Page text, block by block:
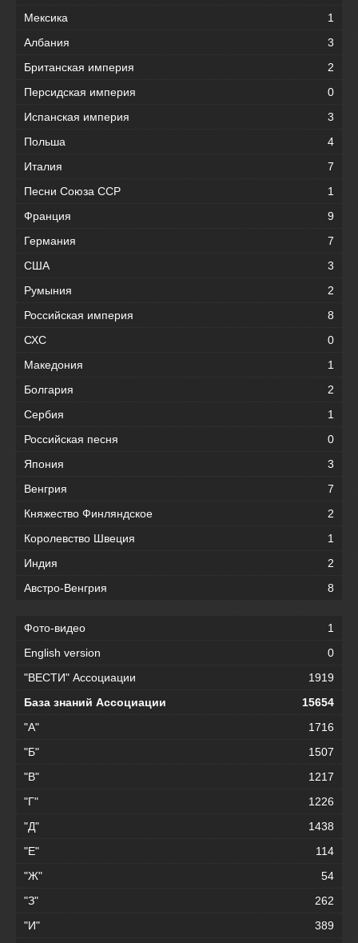
Мексика
1
Албания
3
Британская империя
2
Персидская империя
0
Испанская империя
3
Польша
4
Италия
7
Песни Союза ССР
1
Франция
9
Германия
7
США
3
Румыния
2
Российская империя
8
СХС
0
Македония
1
Болгария
2
Сербия
1
Российская песня
0
Япония
3
Венгрия
7
Княжество Финляндское
2
Королевство Швеция
1
Индия
2
Австро-Венгрия
8
Фото-видео
1
English version
0
"ВЕСТИ" Ассоциации
1919
База знаний Ассоциации
15654
"А"
1716
"Б"
1507
"В"
1217
"Г"
1226
"Д"
1438
"Е"
114
"Ж"
54
"З"
262
"И"
389